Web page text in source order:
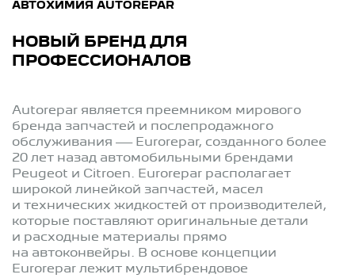
АВТОХИМИЯ AUTOREPAR
НОВЫЙ БРЕНД ДЛЯ
ПРОФЕССИОНАЛОВ
Autorepar является преемником мирового
бренда запчастей и послепродажного
обслуживания — Eurorepar, созданного более
20 лет назад автомобильными брендами
Peugeot и Citroen. Eurorepar располагает
широкой линейкой запчастей, масел
и технических жидкостей от производителей,
которые поставляют оригинальные детали
и расходные материалы прямо
на автоконвейры. В основе концепции
Eurorepar лежит мультибрендовое